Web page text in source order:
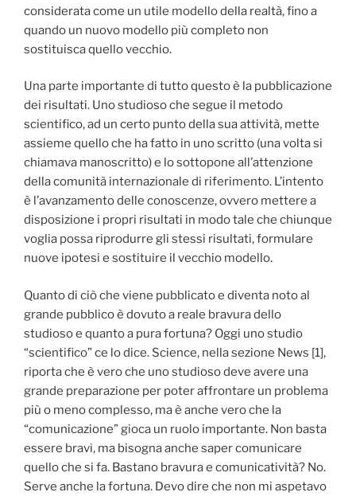
considerata come un utile modello della realtà, fino a
quando un nuovo modello più completo non
sostituisca quello vecchio.
Una parte importante di tutto questo è la pubblicazione
dei risultati. Uno studioso che segue il metodo
scientifico, ad un certo punto della sua attività, mette
assieme quello che ha fatto in uno scritto (una volta si
chiamava manoscritto) e lo sottopone all’attenzione
della comunità internazionale di riferimento. L’intento
è l’avanzamento delle conoscenze, ovvero mettere a
disposizione i propri risultati in modo tale che chiunque
voglia possa riprodurre gli stessi risultati, formulare
nuove ipotesi e sostituire il vecchio modello.
Quanto di ciò che viene pubblicato e diventa noto al
grande pubblico è dovuto a reale bravura dello
studioso e quanto a pura fortuna? Oggi uno studio
“scientifico” ce lo dice. Science, nella sezione News [1],
riporta che è vero che uno studioso deve avere una
grande preparazione per poter affrontare un problema
più o meno complesso, ma è anche vero che la
“comunicazione” gioca un ruolo importante. Non basta
essere bravi, ma bisogna anche saper comunicare
quello che si fa. Bastano bravura e comunicatività? No.
Serve anche la fortuna. Devo dire che non mi aspetavo